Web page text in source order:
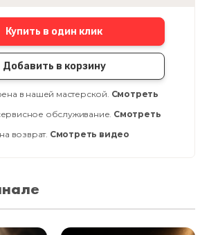
Купить в один клик
Добавить в корзину
в нашей мастерской. Смотреть
обслуживание. Смотреть
возврат. Смотреть видео